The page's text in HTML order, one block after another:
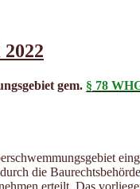
gem. § 78
die